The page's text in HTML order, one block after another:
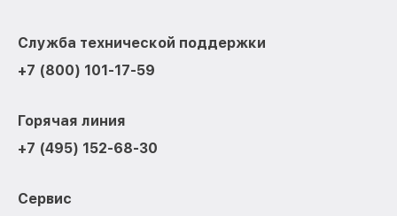
Служба технической поддержки
+7 (800) 101-17-59
Горячая линия
+7 (495) 152-68-30
Сервис